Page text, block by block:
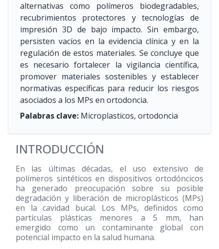
alternativas como polímeros biodegradables,
recubrimientos protectores y tecnologías de
impresión 3D de bajo impacto. Sin embargo,
persisten vacíos en la evidencia clínica y en la
regulación de estos materiales. Se concluye que
es necesario fortalecer la vigilancia científica,
promover materiales sostenibles y establecer
normativas específicas para reducir los riesgos
asociados a los MPs en ortodoncia.
Palabras clave: Microplasticos, ortodoncia
INTRODUCCIÓN
En las últimas décadas, el uso extensivo de
polímeros sintéticos en dispositivos ortodóncicos
ha generado preocupación sobre su posible
degradación y liberación de microplásticos (MPs)
en la cavidad bucal. Los MPs, definidos como
partículas plásticas menores a 5 mm, han
emergido como un contaminante global con
potencial impacto en la salud humana.